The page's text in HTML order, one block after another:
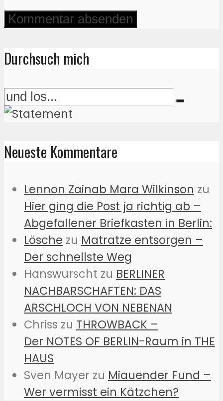
Durchsuch mich
Neueste Kommentare
Lennon Zainab Mara Wilkinson zu
Hier ging die Post ja richtig ab –
Abgefallener Briefkasten in Berlin:
Lösche zu Matratze entsorgen –
Der schnellste Weg
Hanswurscht zu BERLINER
NACHBARSCHAFTEN: DAS
ARSCHLOCH VON NEBENAN
Chriss zu THROWBACK –
Der NOTES OF BERLIN-Raum in THE
HAUS
Sven Mayer zu Miauender Fund –
Wer vermisst ein Kätzchen?